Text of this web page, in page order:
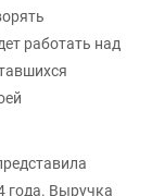
работать над
года. Выручка